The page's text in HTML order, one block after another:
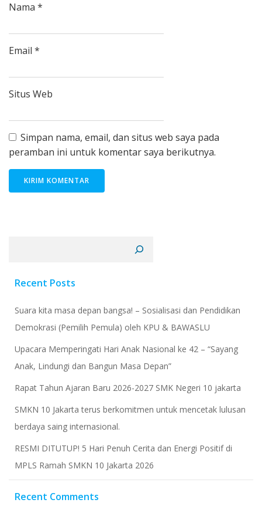
Nama *
Email *
Situs Web
Simpan nama, email, dan situs web saya pada
peramban ini untuk komentar saya berikutnya.
Recent Posts
Suara kita masa depan bangsa! – Sosialisasi dan Pendidikan
Demokrasi (Pemilih Pemula) oleh KPU & BAWASLU
Upacara Memperingati Hari Anak Nasional ke 42 – “Sayang
Anak, Lindungi dan Bangun Masa Depan”
Rapat Tahun Ajaran Baru 2026-2027 SMK Negeri 10 jakarta
​SMKN 10 Jakarta terus berkomitmen untuk mencetak lulusan
berdaya saing internasional.
RESMI DITUTUP! 5 Hari Penuh Cerita dan Energi Positif di
MPLS Ramah SMKN 10 Jakarta 2026
Recent Comments